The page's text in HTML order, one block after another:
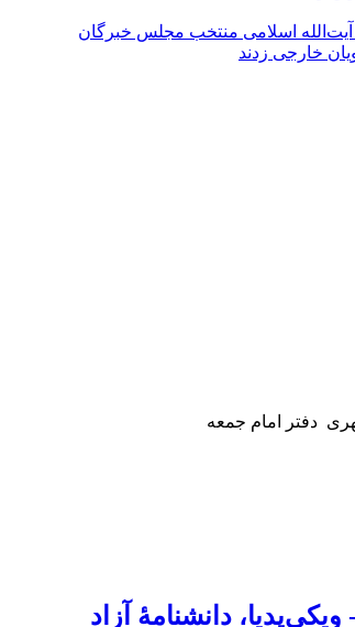
آیت‌الله‌ اسلامی منتخب مجلس‌ خبرگان
خارجی زدند
دفتر امام جمعه